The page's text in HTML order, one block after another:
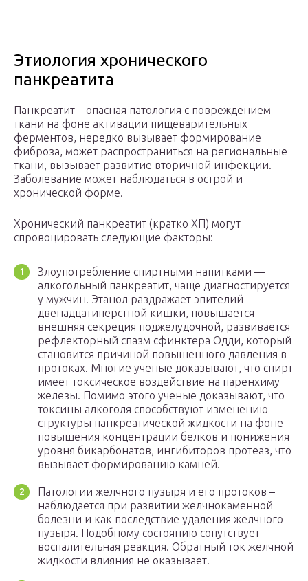
Этиология хронического
панкреатита
Панкреатит – опасная патология с повреждением
ткани на фоне активации пищеварительных
ферментов, нередко вызывает формирование
фиброза, может распространиться на региональные
ткани, вызывает развитие вторичной инфекции.
Заболевание может наблюдаться в острой и
хронической форме.
Хронический панкреатит (кратко ХП) могут
спровоцировать следующие факторы:
Злоупотребление спиртными напитками —
алкогольный панкреатит, чаще диагностируется
у мужчин. Этанол раздражает эпителий
двенадцатиперстной кишки, повышается
внешняя секреция поджелудочной, развивается
рефлекторный спазм сфинктера Одди, который
становится причиной повышенного давления в
протоках. Многие ученые доказывают, что спирт
имеет токсическое воздействие на паренхиму
железы. Помимо этого ученые доказывают, что
токсины алкоголя способствуют изменению
структуры панкреатической жидкости на фоне
повышения концентрации белков и понижения
уровня бикарбонатов, ингибиторов протеаз, что
вызывает формированию камней.
Патологии желчного пузыря и его протоков –
наблюдается при развитии желчнокаменной
болезни и как последствие удаления желчного
пузыря. Подобному состоянию сопутствует
воспалительная реакция. Обратный ток желчной
жидкости влияния не оказывает.